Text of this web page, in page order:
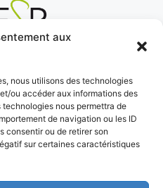
aux
nous utilisons des technologies
ou accéder aux informations des
nous permettra de
de navigation ou les ID
consentir ou de retirer son
sur certaines caractéristiques